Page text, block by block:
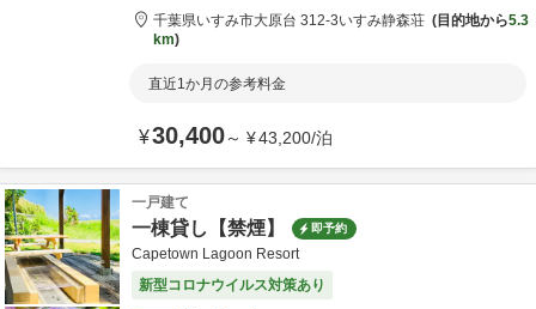
千葉県いすみ市大原台 312-3いすみ静森荘 目的地から5.3
km
直近1か月の参考料金
¥30,400～ ¥43,200/泊
一戸建て
一棟貸し【禁煙】 即予約
Capetown Lagoon Resort
新型コロナウイルス対策あり